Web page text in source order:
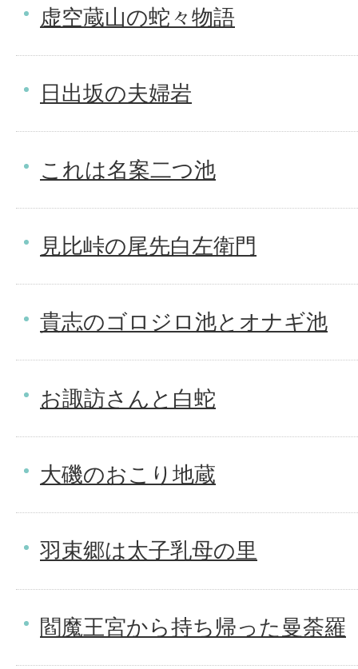
虚空蔵山の蛇々物語
日出坂の夫婦岩
これは名案二つ池
見比峠の尾先白左衛門
貴志のゴロジロ池とオナギ池
お諏訪さんと白蛇
大磯のおこり地蔵
羽束郷は太子乳母の里
閻魔王宮から持ち帰った曼荼羅